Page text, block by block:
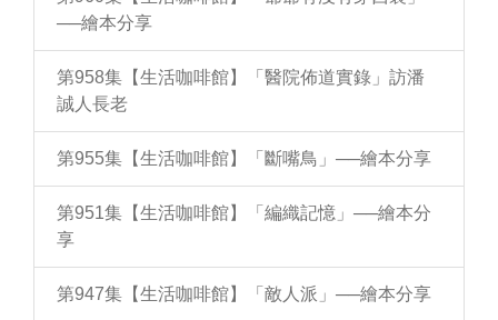
──繪本分享
第958集【生活咖啡館】「醫院佈道實錄」訪潘
誠人長老
第955集【生活咖啡館】「斷嘴鳥」──繪本分享
第951集【生活咖啡館】「編織記憶」──繪本分
享
第947集【生活咖啡館】「敵人派」──繪本分享